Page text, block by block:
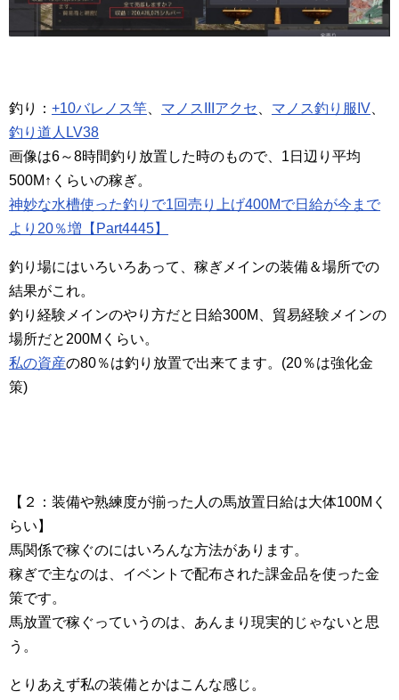
釣り： +10バレノス竿 マノスIIIアクセ マノス釣り服IV
釣り道人LV38
画像は6～8時間釣り放置した時のもので、1日辺り平均
500M↑くらいの稼ぎ。
神妙な水槽使った釣りで1回売り上げ400Mで日給が今まで
より20％増【Part4445】
釣り場にはいろいろあって、稼ぎメインの装備＆場所での
結果がこれ。
釣り経験メインのやり方だと日給300M、貿易経験メインの
場所だと200Mくらい。
私の資産の80％は釣り放置で出来てます。(20％は強化金
策)
【２：装備や熟練度が揃った人の馬放置日給は大体100Mく
らい】
馬関係で稼ぐのにはいろんな方法があります。
稼ぎで主なのは、イベントで配布された課金品を使った金
策です。
馬放置で稼ぐっていうのは、あんまり現実的じゃないと思
う。
とりあえず私の装備とかはこんな感じ。